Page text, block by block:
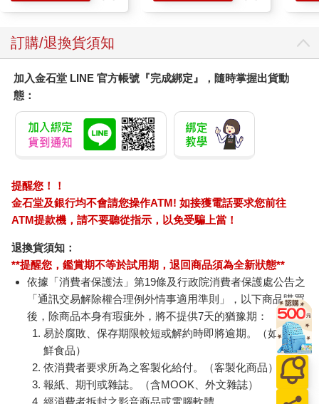
訂購/退換貨須知
加入金石堂 LINE 官方帳號『完成綁定』，隨時掌握出貨動
態：
提醒您！！
金石堂及銀行均不會請您操作ATM! 如接獲電話要求您前往
ATM提款機，請不要聽從指示，以免受騙上當！
退換貨須知：
**提醒您，鑑賞期不等於試用期，退回商品須為全新狀態**
依據「消費者保護法」第19條及行政院消費者保護處公告之
「通訊交易解除權合理例外情事適用準則」，以下商品購買
後，除商品本身有瑕疵外，將不提供7天的猶豫期：
易於腐敗、保存期限較短或解約時即將逾期。（如：生
鮮食品）
依消費者要求所為之客製化給付。（客製化商品）
報紙、期刊或雜誌。（含MOOK、外文雜誌）